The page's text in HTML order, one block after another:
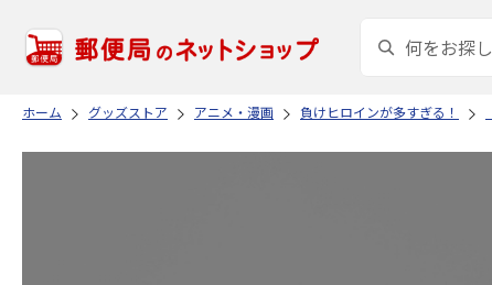
ホーム グッズストア アニメ・漫画 負けヒロインが多すぎる！